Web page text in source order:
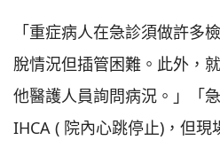
「重症病人在急診須做許多
脫情況但插管困難。此外，
他醫護人員詢問病況。」「
IHCA ( 院內心跳停止)，但